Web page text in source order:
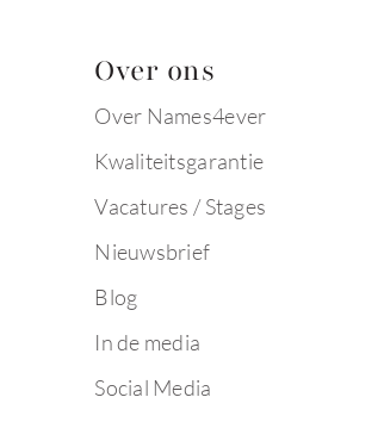
Over ons
Over Names4ever
Kwaliteitsgarantie
Vacatures / Stages
Nieuwsbrief
Blog
In de media
Social Media